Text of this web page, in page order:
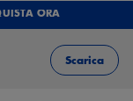
ORA
Scarica